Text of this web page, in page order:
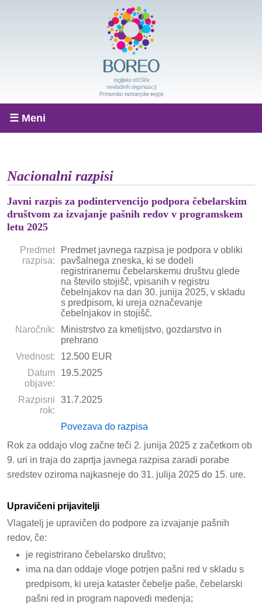
☰ Meni
Nacionalni razpisi
Javni razpis za podintervencijo podpora čebelarskim
društvom za izvajanje pašnih redov v programskem
letu 2025
Predmet
razpisa:
Predmet javnega razpisa je podpora v obliki
pavšalnega zneska, ki se dodeli
registriranemu čebelarskemu društvu glede
na število stojišč, vpisanih v registru
čebelnjakov na dan 30. junija 2025, v skladu
s predpisom, ki ureja označevanje
čebelnjakov in stojišč.
Naročnik:
Ministrstvo za kmetijstvo, gozdarstvo in
prehrano
Vrednost:
12.500 EUR
Datum
objave:
19.5.2025
Razpisni
rok:
31.7.2025
Povezava do razpisa
Rok za oddajo vlog začne teči 2. junija 2025 z začetkom ob
9. uri in traja do zaprtja javnega razpisa zaradi porabe
sredstev oziroma najkasneje do 31. julija 2025 do 15. ure.
Upravičeni prijavitelji
Vlagatelj je upravičen do podpore za izvajanje pašnih
redov, če:
je registrirano čebelarsko društvo;
ima na dan oddaje vloge potrjen pašni red v skladu s
predpisom, ki ureja kataster čebelje paše, čebelarski
pašni red in program napovedi medenja;